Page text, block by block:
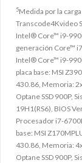
5Medida por la
Transcode4Kvideo
Intel® Core™ i9-
generación Core™
Intel® Core™ i9-
placa base: MSI
430.86, Memoria:
Optane SSD 900P,
19H1(RS6), BIOS
Procesador i7-
base: MSI
430.86, Memoria:
Optane SSD 900P,